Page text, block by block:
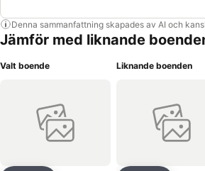
Denna sammanfattning skapades av AI och
Jämför med liknande
Valt boende Liknande boenden